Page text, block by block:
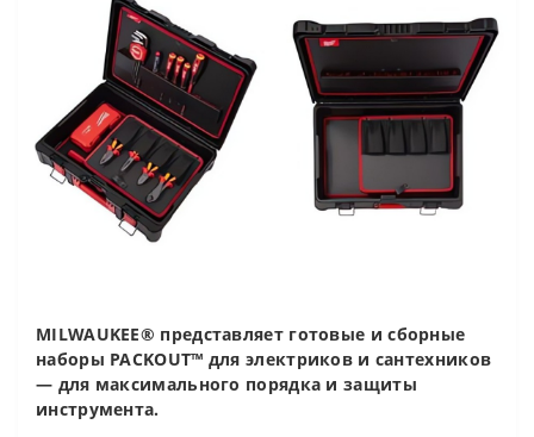
MILWAUKEE® представляет готовые и сборные
наборы PACKOUT™ для электриков и сантехников
— для максимального порядка и защиты
инструмента.